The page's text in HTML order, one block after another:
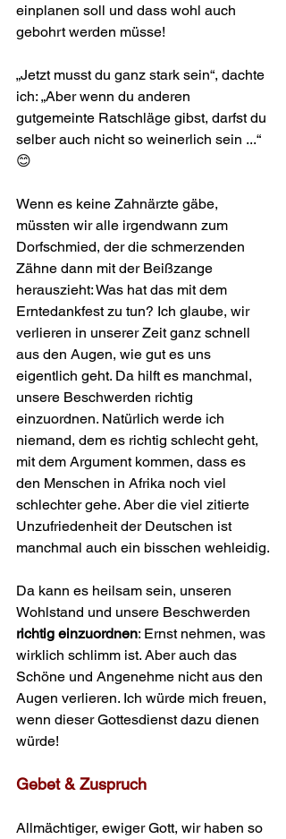
einplanen soll und dass wohl auch
gebohrt werden müsse!
„Jetzt musst du ganz stark sein“, dachte
ich: „Aber wenn du anderen
gutgemeinte Rat­schläge gibst, darfst du
selber auch nicht so weinerlich sein ...“
😊
Wenn es keine Zahnärzte gäbe,
müssten wir alle irgendwann zum
Dorfschmied, der die schmerzenden
Zähne dann mit der Beißzange
herauszieht: Was hat das mit dem
Erntedankfest zu tun? Ich glaube, wir
verlieren in unserer Zeit ganz schnell
aus den Augen, wie gut es uns
eigentlich geht. Da hilft es manchmal,
unsere Beschwerden richtig
einzuordnen. Natürlich werde ich
niemand, dem es richtig schlecht geht,
mit dem Argument kommen, dass es
den Menschen in Afrika noch viel
schlechter gehe. Aber die viel zitierte
Unzufriedenheit der Deutschen ist
manchmal auch ein bisschen wehleidig.
Da kann es heilsam sein, unseren
Wohlstand und unsere Beschwerden
richtig einzuordnen: Ernst nehmen, was
wirklich schlimm ist. Aber auch das
Schöne und Angenehme nicht aus den
Augen verlieren. Ich würde mich freuen,
wenn dieser Gottes­dienst dazu dienen
würde!
Gebet & Zuspruch
Allmächtiger, ewiger Gott, wir haben so